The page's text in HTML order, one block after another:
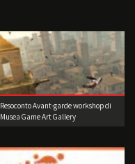
Resoconto Avant-garde workshop di
Musea Game Art Gallery